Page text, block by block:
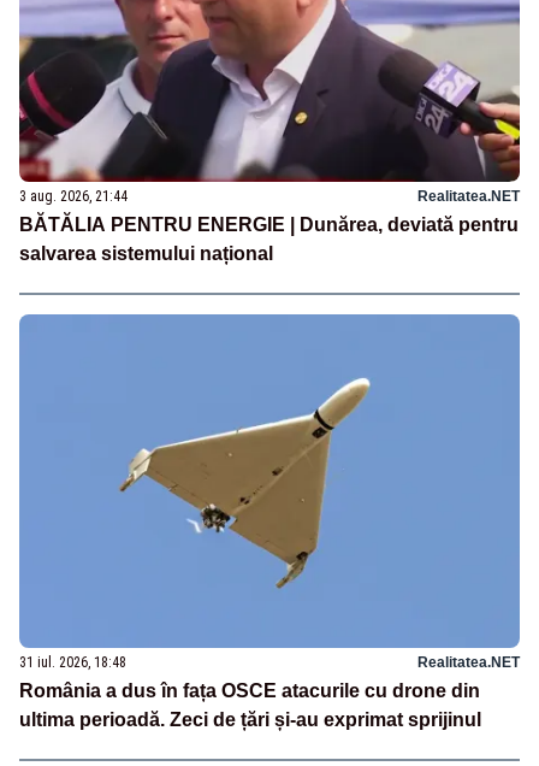
3 aug. 2026, 21:44 Realitatea.NET
BĂTĂLIA PENTRU ENERGIE | Dunărea, deviată pentru
salvarea sistemului național
31 iul. 2026, 18:48 Realitatea.NET
România a dus în fața OSCE atacurile cu drone din
ultima perioadă. Zeci de țări și-au exprimat sprijinul